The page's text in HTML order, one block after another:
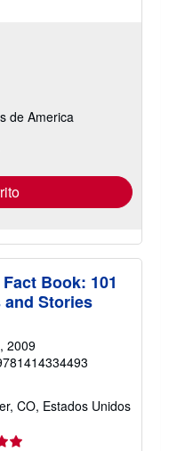
de America
Book: 101
Stories
, 2009
CO, Estados Unidos